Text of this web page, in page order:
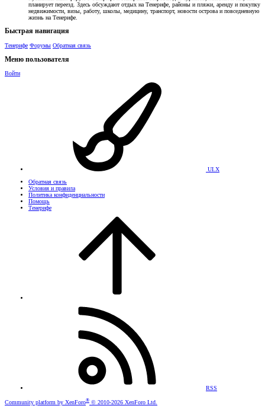
планирует переезд. Здесь обсуждают отдых на Тенерифе, районы и пляжи, аренду и покупку
недвижимости, визы, работу, школы, медицину, транспорт, новости острова и повседневную
жизнь на Тенерифе.
Быстрая навигация
Тенерифе Форумы Обратная связь
Меню пользователя
Войти
UI.X
Обратная связь
Условия и правила
Политика конфиденциальности
Помощь
Тенерифе
RSS
Community platform by XenForo® © 2010-2026 XenForo Ltd.